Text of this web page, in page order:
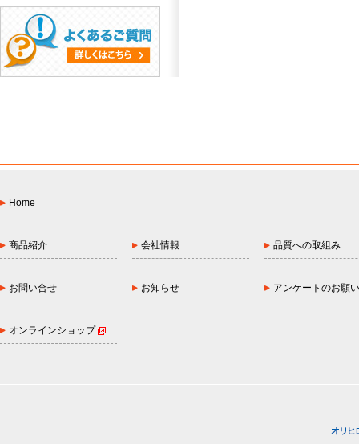
Home
商品紹介 会社情報 品質への取組み
お問い合せ お知らせ アンケートのお願い
オンラインショップ